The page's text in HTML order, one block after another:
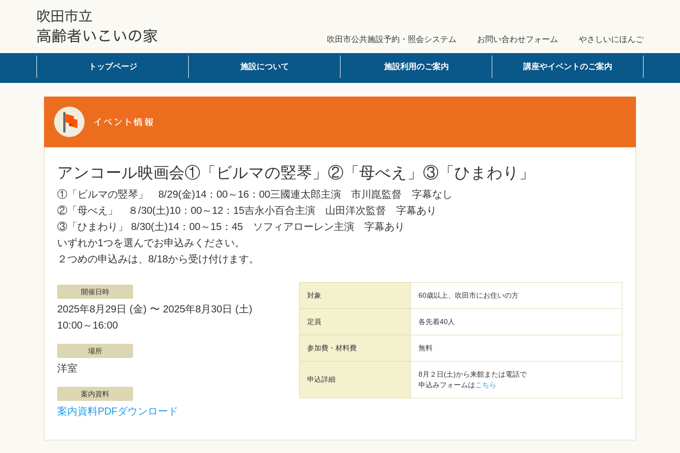
吹田市公共施設予約・照会システム お問い合わせフォーム やさしいにほんご
トップページ 施設について 施設利用のご案内 講座やイベントのご案内
アンコール映画会①「ビルマの竪琴」②「母べえ」③「ひまわり」
アンコール映画会①「ビルマの竪琴」②「母べえ」③「ひまわり」
①「ビルマの竪琴」 8/29(金)14：00～16：00三國連太郎主演 市川崑監督 字幕なし
②「母べえ」 ８/30(土)10：00～12：15吉永小百合主演 山田洋次監督 字幕あり
③「ひまわり」 8/30(土)14：00～15：45 ソフィアローレン主演 字幕あり
いずれか1つを選んでお申込みください。
２つめの申込みは、8/18から受け付けます。
開催日時
2025年8月29日 (金) 〜 2025年8月30日 (土)
10:00～16:00
場所
洋室
案内資料
案内資料PDFダウンロード
対象 60歳以上、吹田市にお住いの方
定員 各先着40人
参加費・材料費 無料
申込詳細
8月２日(土)から来館または電話で
申込みフォームはこちら